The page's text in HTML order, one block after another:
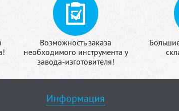
Возможность заказа
необходимого инструмента у
завода-изготовителя!
Информация